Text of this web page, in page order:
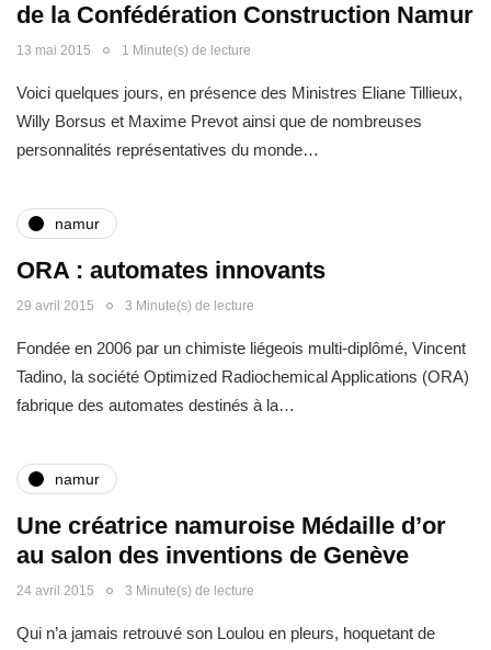
de la Confédération Construction Namur
13 mai 2015 1 Minute(s) de lecture
Voici quelques jours, en présence des Ministres Eliane Tillieux,
Willy Borsus et Maxime Prevot ainsi que de nombreuses
personnalités représentatives du monde…
namur
ORA : automates innovants
29 avril 2015 3 Minute(s) de lecture
Fondée en 2006 par un chimiste liégeois multi-diplômé, Vincent
Tadino, la société Optimized Radiochemical Applications (ORA)
fabrique des automates destinés à la…
namur
Une créatrice namuroise Médaille d’or
au salon des inventions de Genève
24 avril 2015 3 Minute(s) de lecture
Qui n’a jamais retrouvé son Loulou en pleurs, hoquetant de